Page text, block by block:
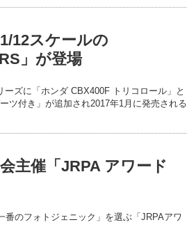
12スケールの
」が登場
ズに「ホンダ CBX400F トリコロール」と
ツ付き」が追加され2017年1月に発売される
主催「JRPA アワード
番のフォトジェニック」を選ぶ「JRPAアワ